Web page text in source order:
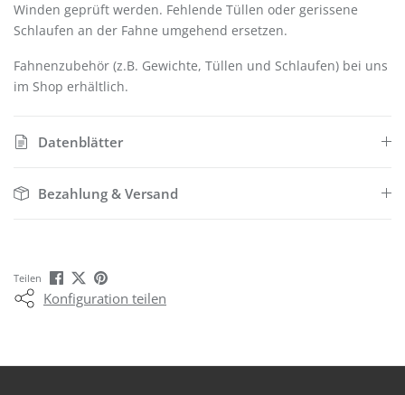
Winden geprüft werden. Fehlende Tüllen oder gerissene
Schlaufen an der Fahne umgehend ersetzen.
Fahnenzubehör (z.B. Gewichte, Tüllen und Schlaufen) bei uns
im Shop erhältlich.
Datenblätter
Bezahlung & Versand
Teilen
Konfiguration teilen